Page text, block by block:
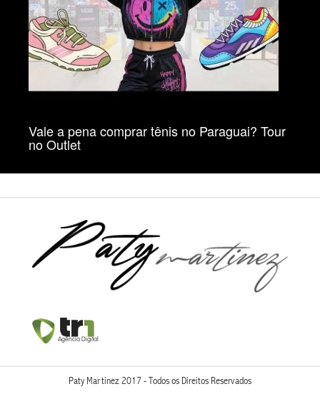
Vale a pena comprar tênis no Paraguai? Tour
no Outlet
Paty Martinez 2017 - Todos os Direitos Reservados